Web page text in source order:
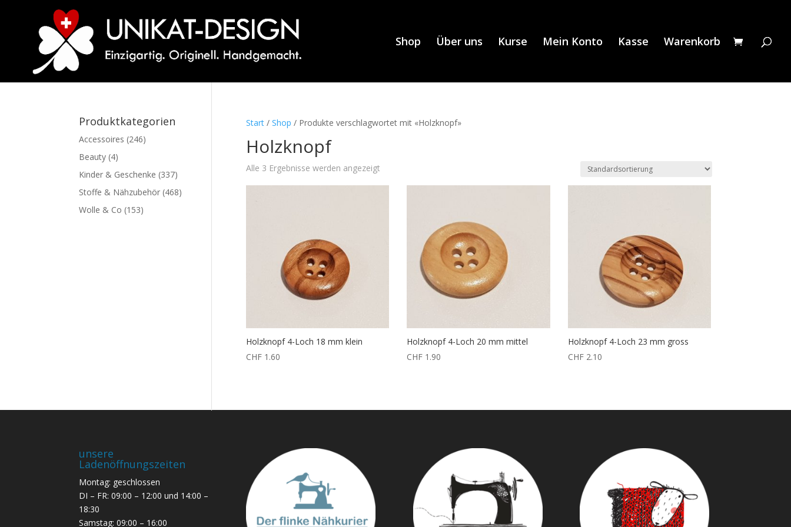
Shop Über uns Kurse Mein Konto Kasse Warenkorb
Start/ Shop / Produkte verschlagwortet mit «Holzknopf»
Holzknopf
Alle 3 Ergebnisse werden angezeigt
Holzknopf 4-Loch 18 mm klein
CHF1.60
Holzknopf 4-Loch 20 mm mittel
CHF 1.90
Holzknopf 4-Loch 23 mm gross
CHF2.10
Produktkategorien
Accessoires (246)
Beauty (4)
Kinder & Geschenke (337)
Stoffe & Nähzubehör (468)
Wolle & Co (153)
unsere
Ladenöffnungszeiten
Montag: geschlossen
DI – FR: 09:00 – 12:00 und 14:00 –
18:30
Samstag: 09:00 – 16:00